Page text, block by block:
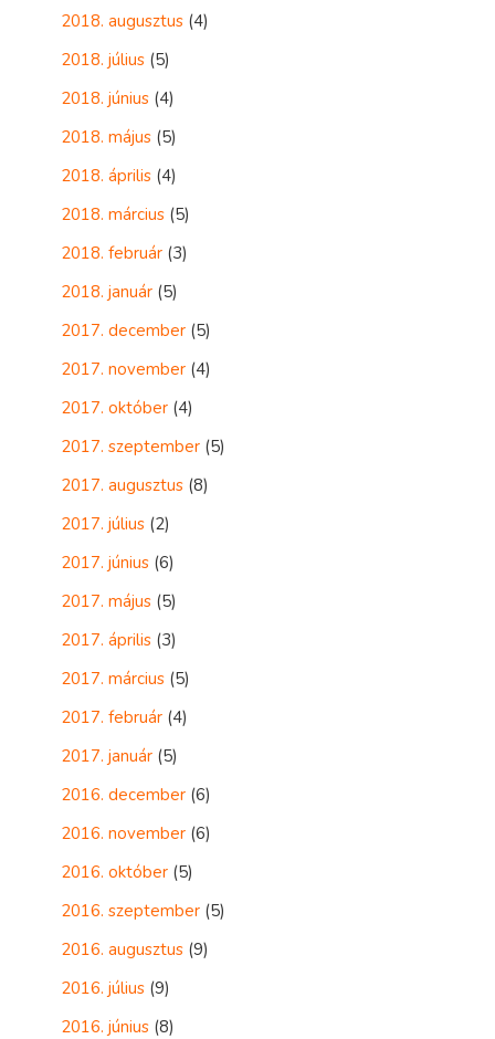
2018. augusztus (4)
2018. július (5)
2018. június (4)
2018. május (5)
2018. április (4)
2018. március (5)
2018. február (3)
2018. január (5)
2017. december (5)
2017. november (4)
2017. október (4)
2017. szeptember (5)
2017. augusztus (8)
2017. július (2)
2017. június (6)
2017. május (5)
2017. április (3)
2017. március (5)
2017. február (4)
2017. január (5)
2016. december (6)
2016. november (6)
2016. október (5)
2016. szeptember (5)
2016. augusztus (9)
2016. július (9)
2016. június (8)